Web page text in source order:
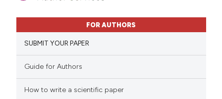
FOR AUTHORS
SUBMIT YOUR PAPER
Guide for Authors
How to write a scientific paper